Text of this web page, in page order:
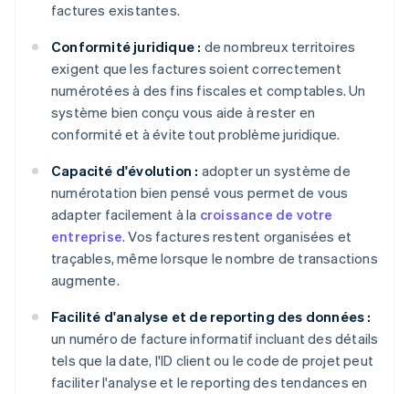
factures existantes.
Conformité juridique : de nombreux territoires
exigent que les factures soient correctement
numérotées à des fins fiscales et comptables. Un
système bien conçu vous aide à rester en
conformité et à évite tout problème juridique.
Capacité d'évolution : adopter un système de
numérotation bien pensé vous permet de vous
adapter facilement à la croissance de votre
entreprise. Vos factures restent organisées et
traçables, même lorsque le nombre de transactions
augmente.
Facilité d'analyse et de reporting des données :
un numéro de facture informatif incluant des détails
tels que la date, l'ID client ou le code de projet peut
faciliter l'analyse et le reporting des tendances en